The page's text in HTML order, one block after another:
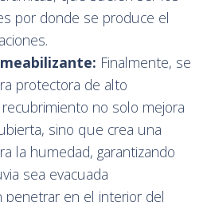
por donde se produce el
Finalmente, se
protectora de alto
no solo mejora
sino que crea una
la humedad, garantizando
sea evacuada
penetrar en el interior del